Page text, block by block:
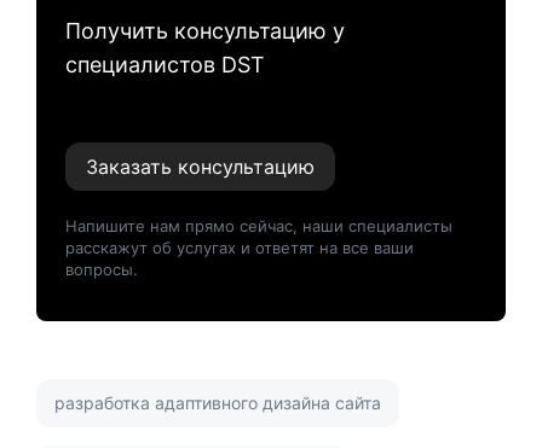
Получить консультацию у
специалистов DST
Заказать консультацию
Напишите нам прямо сейчас, наши специалисты
расскажут об услугах и ответят на все ваши
вопросы.
разработка адаптивного дизайна сайта